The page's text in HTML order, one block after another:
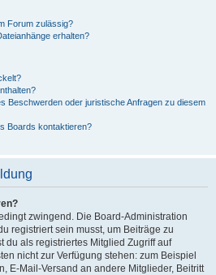
Forum zulässig?
erhalten?
Beschwerden oder juristische Anfragen zu diesem
Boards kontaktieren?
zwingend. Die Board-Administration
registriert sein musst, um Beiträge zu
du als registriertes Mitglied Zugriff auf
nicht zur Verfügung stehen: zum Beispiel
E-Mail-Versand an andere Mitglieder, Beitritt